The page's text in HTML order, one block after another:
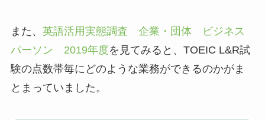
また、 英語活用実態調査 企業・団体 ビジネス
パーソン 2019年度を見てみると、TOEIC L&R試
験の点数帯毎にどのような業務ができるのかがま
とまっていました。